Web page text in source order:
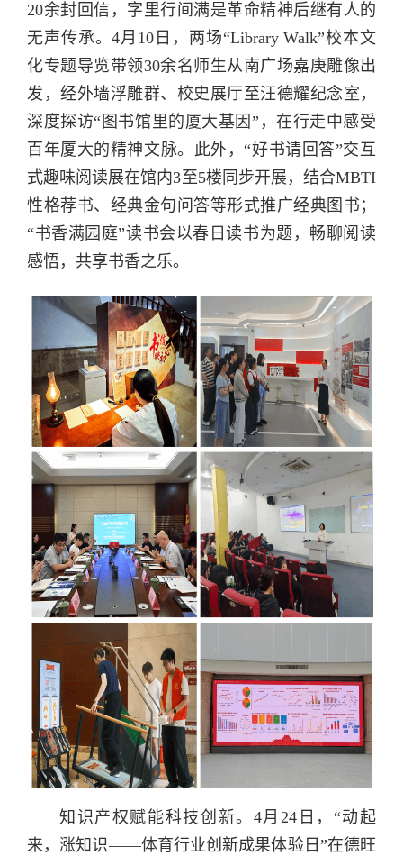
20余封回信，字里行间满是革命精神后继有人的
无声传承。4月10日，两场“Library Walk”校本文
化专题导览带领30余名师生从南广场嘉庚雕像出
发，经外墙浮雕群、校史展厅至汪德耀纪念室，
深度探访“图书馆里的厦大基因”，在行走中感受
百年厦大的精神文脉。此外，“好书请回答”交互
式趣味阅读展在馆内3至5楼同步开展，结合MBTI
性格荐书、经典金句问答等形式推广经典图书；
“书香满园庭”读书会以春日读书为题，畅聊阅读
感悟，共享书香之乐。
知识产权赋能科技创新。4月24日，“动起
来，涨知识——体育行业创新成果体验日”在德旺